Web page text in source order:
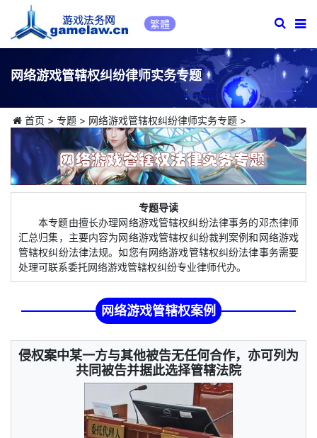
繁體
网络游戏管辖权纠纷律师实务专题
首页 > 专题> 网络游戏管辖权纠纷律师实务专题>
专题导读
本专题由擅长办理网络游戏管辖权纠纷法律事务的邓杰律师
汇总归集，主要内容为网络游戏管辖权纠纷裁判案例和网络游戏
管辖权纠纷法律法规。如您有网络游戏管辖权纠纷法律事务需要
处理可联系委托网络游戏管辖权纠纷专业律师代办。
网络游戏管辖权案例
侵权案中某一方与其他被告无任何合作，亦可列为
共同被告并据此选择管辖法院